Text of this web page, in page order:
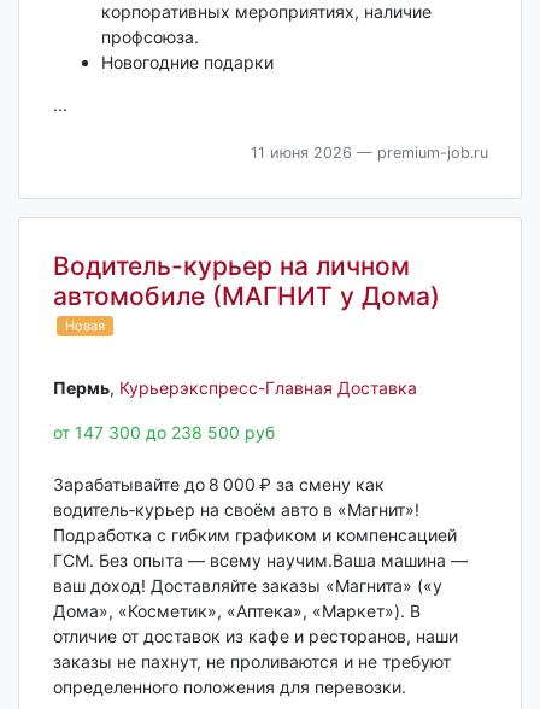
корпоративных мероприятиях, наличие
профсоюза.
Новогодние подарки
...
11 июня 2026 — premium-job.ru
Водитель-курьер на личном
автомобиле (МАГНИТ у Дома)
Новая
Пермь‎, Курьерэкспресс-Главная Доставка
от 147 300 до 238 500 руб
Зарабатывайте до 8 000 ₽ за смену как
водитель‑курьер на своём авто в «Магнит»!
Подработка с гибким графиком и компенсацией
ГСМ. Без опыта — всему научим.Ваша машина —
ваш доход! Доставляйте заказы «Магнита» («у
Дома», «Косметик», «Аптека», «Маркет»). В
отличие от доставок из кафе и ресторанов, наши
заказы не пахнут, не проливаются и не требуют
определенного положения для перевозки.